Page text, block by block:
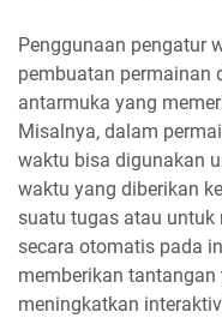
Penggunaan pengatur
pembuatan permainan
antarmuka yang
Misalnya, dalam
waktu bisa digunakan
waktu yang diberikan
suatu tugas atau untuk
secara otomatis pada
memberikan
meningkatkan